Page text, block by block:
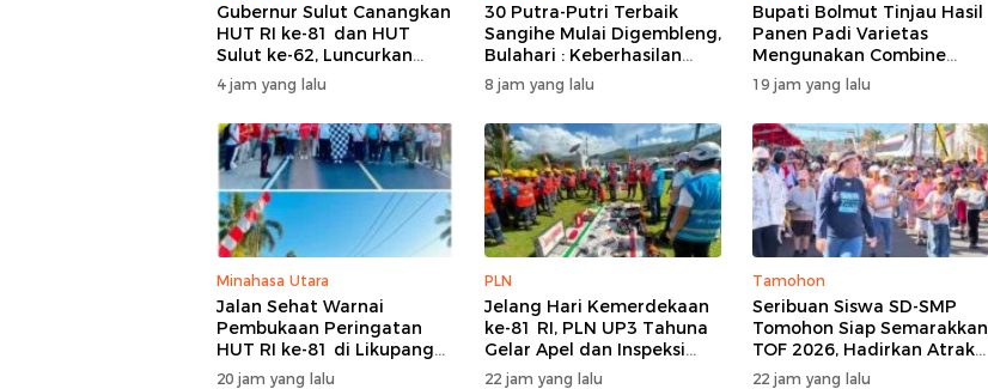
Gubernur Sulut Canangkan
HUT RI ke-81 dan HUT
Sulut ke-62, Luncurkan
Program Keringanan Pajak
dan Penanaman 2.051
Bibit Kelapa
4 jam yang lalu
30 Putra-Putri Terbaik
Sangihe Mulai Digembleng,
Bulahari : Keberhasilan
Hari Ini Bukan Garis Akhir
Tapi Awal Dari Proses
8 jam yang lalu
Bupati Bolmut Tinjau Hasil
Panen Padi Varietas
Mengunakan Combine
Harvester
19 jam yang lalu
Minahasa Utara
Jalan Sehat Warnai
Pembukaan Peringatan
HUT RI ke-81 di Likupang
Barat
20 jam yang lalu
PLN
Jelang Hari Kemerdekaan
ke-81 RI, PLN UP3 Tahuna
Gelar Apel dan Inspeksi
Peralatan Guna Pastikan
22 jam yang lalu
Tamohon
Seribuan Siswa SD-SMP
Tomohon Siap Semarakkan
TOF 2026, Hadirkan Atraksi
Kolosal dan Harmoni Seni
22 jam yang lalu